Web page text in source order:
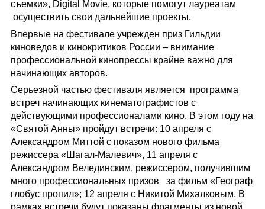
съемки», Digital Movie, которые помогут лауреатам
осуществить свои дальнейшие проекты.
Впервые на фестивале учрежден приз Гильдии
киноведов и кинокритиков России – внимание
профессиональной кинопрессы крайне важно для
начинающих авторов.
Серьезной частью фестиваля является программа
встреч начинающих кинематографистов с
действующими профессионалами кино. В этом году на
«Святой Анны» пройдут встречи: 10 апреля с
Александром Миттой с показом нового фильма
режиссера «Шагал-Малевич», 11 апреля с
Александром Велединским, режиссером, получившим
много профессиональных призов за фильм «Географ
глобус пропил»; 12 апреля с Никитой Михалковым. В